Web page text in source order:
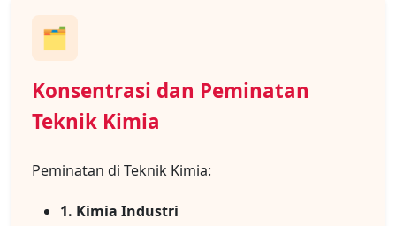
🗂️
Konsentrasi dan Peminatan
Teknik Kimia
Peminatan di Teknik Kimia:
1. Kimia Industri